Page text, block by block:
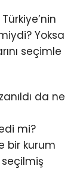
Yoksa
seçimle
da ne
mi?
bir kurum
seçilmiş